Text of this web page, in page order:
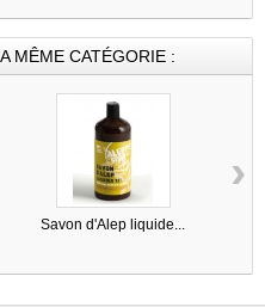
MÊME CATÉGORIE :
Savon d'Alep liquide...
›